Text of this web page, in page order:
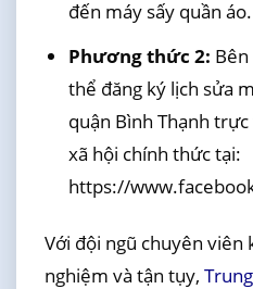
đến máy sấy quần áo.
Phương thức 2:
thể đăng ký lịch sửa
quận Bình Thạnh
xã hội chính thức tại:
https://
Với đội ngũ chuyên viên
nghiệm và tận tụy,